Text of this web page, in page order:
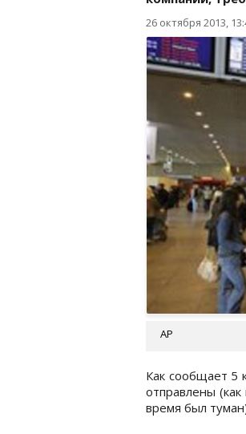
26 октября 2013,
АР
Как сообщает 5
отправлены
время был